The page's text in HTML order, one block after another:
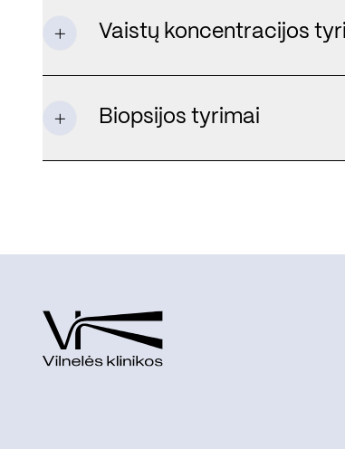
Vaistų koncentracijos
Biopsijos tyrimai